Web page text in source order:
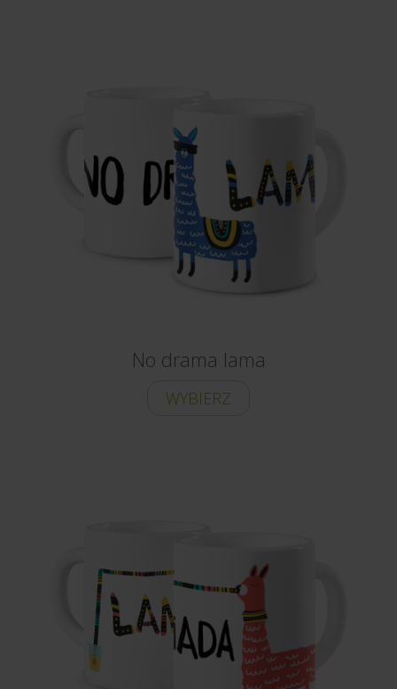
No drama lama
WYBIERZ